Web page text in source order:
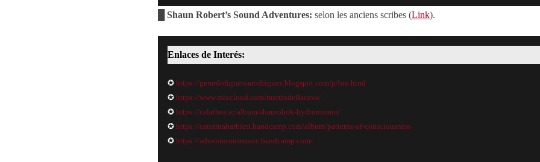
█ Shaun Robert’s Sound Adventures: selon les anciens scribes (Link).
Enlaces de Interés:
✪ https://gerardofigueroarodriguez.blogspot.com/p/bio.html
✪ https://www.mixcloud.com/martindellacava/
✪ https://calathea.ar/album/shaurobok-hydromzono/
✪ https://caterinabarbieri.bandcamp.com/album/patterns-of-consciousness
✪ https://adventurousmusic.bandcamp.com/